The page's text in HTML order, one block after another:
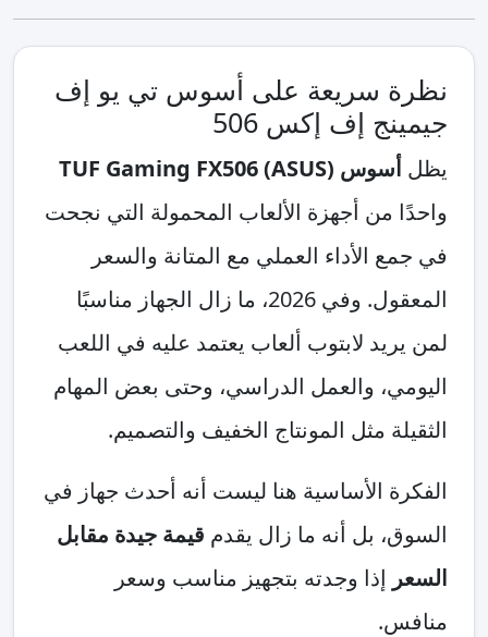
نظرة سريعة على أسوس تي يو إف
جيمينج إف إكس 506
يظل أسوس (ASUS) TUF Gaming FX506
واحدًا من أجهزة الألعاب المحمولة التي نجحت
في جمع الأداء العملي مع المتانة والسعر
المعقول. وفي 2026، ما زال الجهاز مناسبًا
لمن يريد لابتوب ألعاب يعتمد عليه في اللعب
اليومي، والعمل الدراسي، وحتى بعض المهام
الثقيلة مثل المونتاج الخفيف والتصميم.
الفكرة الأساسية هنا ليست أنه أحدث جهاز في
السوق، بل أنه ما زال يقدم قيمة جيدة مقابل
السعر إذا وجدته بتجهيز مناسب وسعر
منافس.